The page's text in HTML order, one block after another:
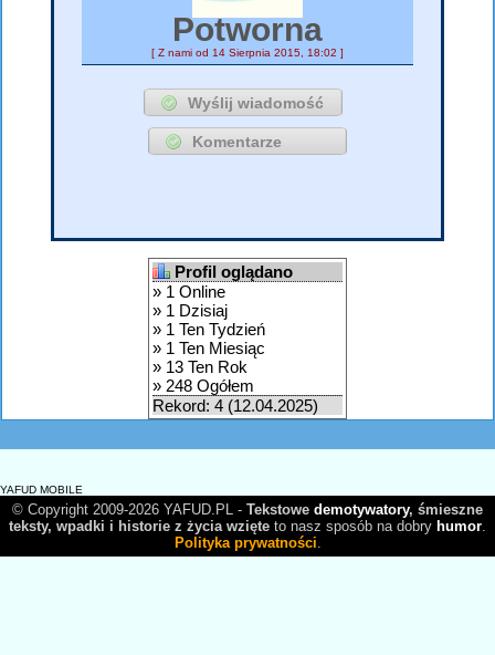
Potworna
[ Z nami od 14 Sierpnia 2015, 18:02 ]
Profil oglądano
» 1 Online
» 1 Dzisiaj
» 1 Ten Tydzień
» 1 Ten Miesiąc
» 13 Ten Rok
» 248 Ogółem
Rekord: 4 (12.04.2025)
YAFUD MOBILE
© Copyright 2009-2026 YAFUD.PL - Tekstowe demotywatory, śmieszne
teksty, wpadki i historie z życia wzięte to nasz sposób na dobry humor.
Polityka prywatności.